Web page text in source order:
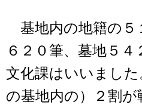
基地内の地籍の５
６２０筆、墓地５
文化課はいいまし
の基地内の）２割が